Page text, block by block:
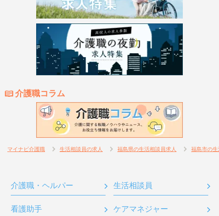
介護職コラム
マイナビ介護職 生活相談員の求人 福島県の生活相談員求人 福島市の
介護職・ヘルパー 生活相談員
看護助手 ケアマネジャー